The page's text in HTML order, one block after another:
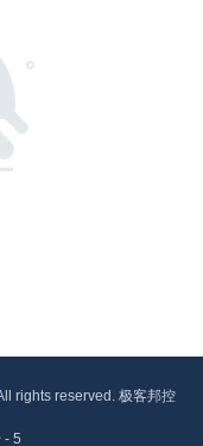
rights reserved. 极客邦控
- 5